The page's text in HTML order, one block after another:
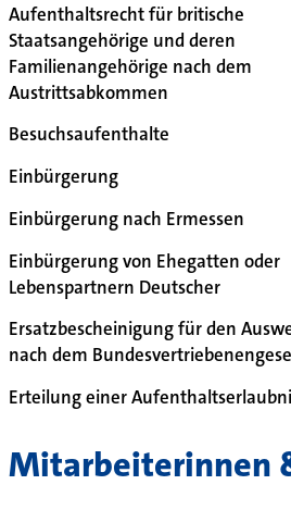
Aufenthaltsrecht für britische
Staatsangehörige und deren
Familienangehörige nach dem
Austrittsabkommen
Besuchsaufenthalte
Einbürgerung
Einbürgerung nach Ermessen
Einbürgerung von Ehegatten oder
Lebenspartnern Deutscher
Ersatzbescheinigung für den
nach dem
Erteilung einer
Mitarbeiterinnen